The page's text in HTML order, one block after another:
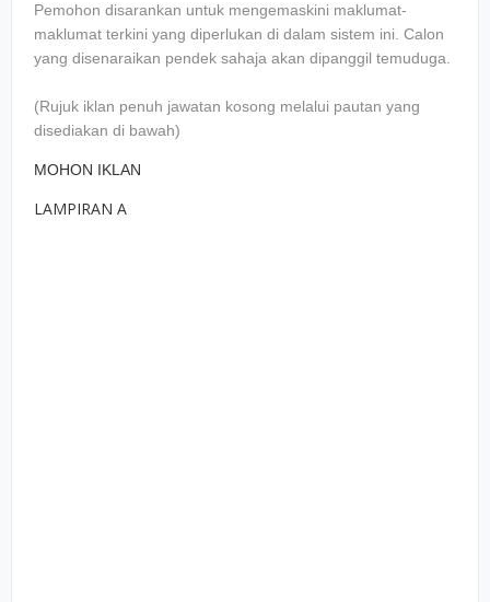
Pemohon disarankan untuk mengemaskini maklumat-
maklumat terkini yang diperlukan di dalam sistem ini. Calon
yang disenaraikan pendek sahaja akan dipanggil temuduga.
(Rujuk iklan penuh jawatan kosong melalui pautan yang
disediakan di bawah)
MOHON IKLAN
LAMPIRAN A